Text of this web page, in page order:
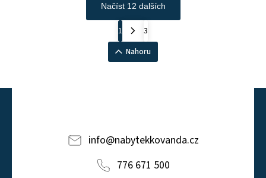
Načíst 12 dalších
1
3
Nahoru
info@nabytekkovanda.cz
776 671 500